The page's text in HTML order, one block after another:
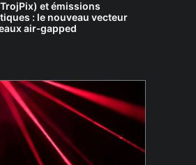
et émissions
: le nouveau vecteur
air‑gapped